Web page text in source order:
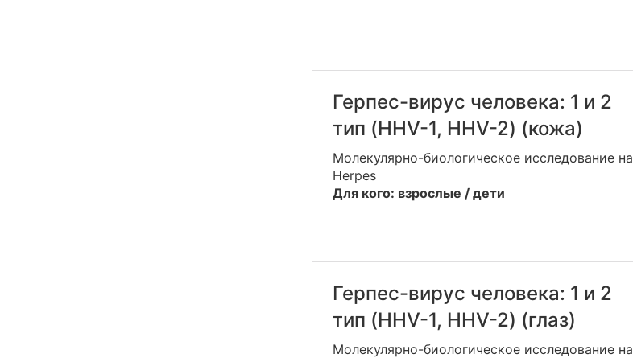
Герпес-вирус человека: 1 и 2
тип (HHV-1, HHV-2) (кожа)
Молекулярно-биологическое исследование на
Herpes
Для кого: взрослые / дети
Герпес-вирус человека: 1 и 2
тип (HHV-1, HHV-2) (глаз)
Молекулярно-биологическое исследование на